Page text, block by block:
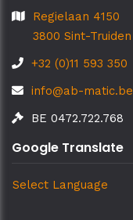
Regielaan 4150
3800 Sint-Truiden
+32 (0)11 593 350
info@ab-matic.be
BE 0472.722.768
Google Translate
Select Language